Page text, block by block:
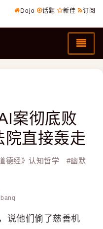
Dojo 话题 新佳 订阅
案彻底败
院直接轰走
德经》认知哲学 #幽默
banq
说他们偷了慈善机